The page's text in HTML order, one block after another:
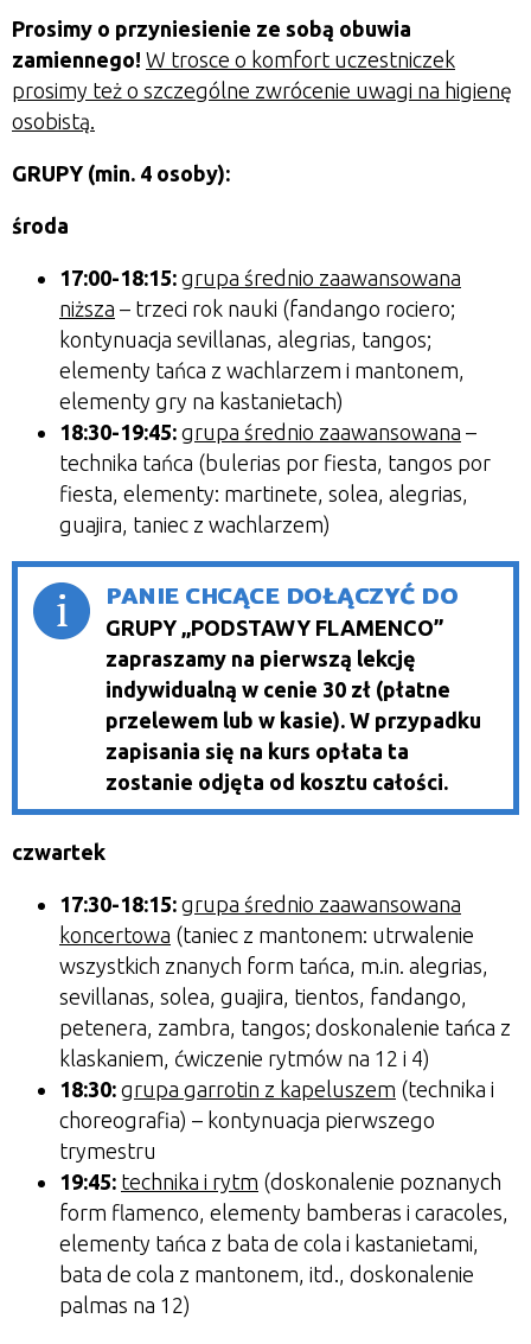
Prosimy o przyniesienie ze sobą obuwia
zamiennego! W trosce o komfort uczestniczek
prosimy też o szczególne zwrócenie uwagi na higienę
osobistą.
GRUPY (min. 4 osoby):
środa
17:00-18:15: grupa średnio zaawansowana
niższa – trzeci rok nauki (fandango rociero;
kontynuacja sevillanas, alegrias, tangos;
elementy tańca z wachlarzem i mantonem,
elementy gry na kastanietach)
18:30-19:45: grupa średnio zaawansowana –
technika tańca (bulerias por fiesta, tangos por
fiesta, elementy: martinete, solea, alegrias,
guajira, taniec z wachlarzem)
PANIE CHCĄCE DOŁĄCZYĆ DO
GRUPY „PODSTAWY FLAMENCO”
zapraszamy na pierwszą lekcję
indywidualną w cenie 30 zł (płatne
przelewem lub w kasie). W przypadku
zapisania się na kurs opłata ta
zostanie odjęta od kosztu całości.
czwartek
17:30-18:15: grupa średnio zaawansowana
koncertowa (taniec z mantonem: utrwalenie
wszystkich znanych form tańca, m.in. alegrias,
sevillanas, solea, guajira, tientos, fandango,
petenera, zambra, tangos; doskonalenie tańca z
klaskaniem, ćwiczenie rytmów na 12 i 4)
18:30: grupa garrotin z kapeluszem (technika i
choreografia) – kontynuacja pierwszego
trymestru
19:45: technika i rytm (doskonalenie poznanych
form flamenco, elementy bamberas i caracoles,
elementy tańca z bata de cola i kastanietami,
bata de cola z mantonem, itd., doskonalenie
palmas na 12)